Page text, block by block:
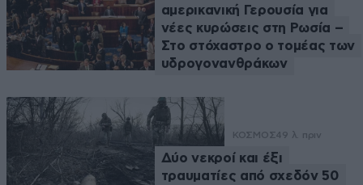
αμερικανική Γερουσία για
νέες κυρώσεις στη Ρωσία –
Στο στόχαστρο ο τομέας των
υδρογονανθράκων
ΚΟΣΜΟΣ49 λ. πριν
Δύο νεκροί και έξι
τραυματίες από σχεδόν 50